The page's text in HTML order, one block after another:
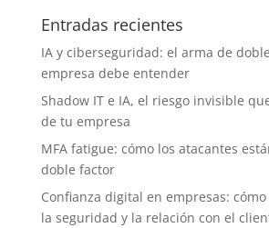
Entradas recientes
IA y ciberseguridad: el arma de
empresa debe entender
Shadow IT e IA, el riesgo invisible
de tu empresa
MFA fatigue: cómo los atacantes
doble factor
Confianza digital en empresas:
la seguridad y la relación con el